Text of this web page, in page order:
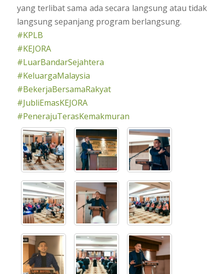
yang terlibat sama ada secara langsung atau tidak
langsung sepanjang program berlangsung.
#KPLB
#KEJORA
#LuarBandarSejahtera
#KeluargaMalaysia
#BekerjaBersamaRakyat
#JubliEmasKEJORA
#PenerajuTerasKemakmuran